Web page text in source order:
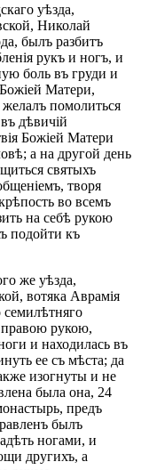
уѣзда,
Николай
былъ разбитъ
рукъ и ногъ, и
боль въ груди и
Матери,
помолиться
дѣвичій
Божіей Матери
а на другой день
святыхъ
творя
во всемъ
на себѣ рукою
подойти къ
же уѣзда,
вотяка Аврамія
правою рукою,
и находилась въ
ее съ мѣста; да
изогнуты и не
была она, 24
предъ
былъ
ногами, и
другихъ, а